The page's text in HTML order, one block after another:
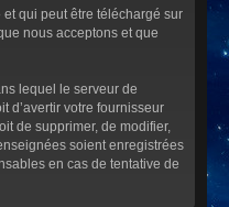
et qui peut être téléchargé sur
nous acceptons et que
lequel le serveur de
d’avertir votre fournisseur
de supprimer, de modifier,
soient enregistrées
en cas de tentative de